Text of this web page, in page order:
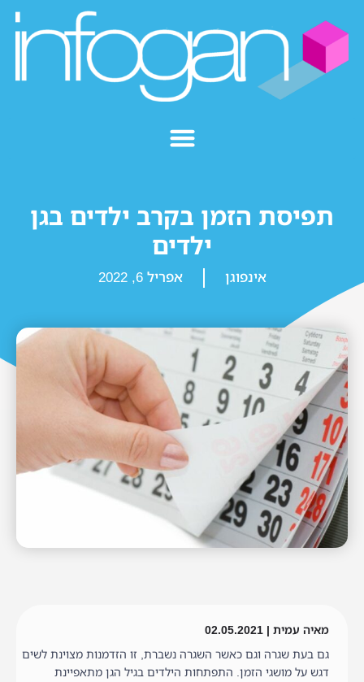
תפיסת הזמן בקרב ילדים בגן
ילדים
אינפוגן אפריל 6, 2022
מאיה עמית | 02.05.2021
גם בעת שגרה וגם כאשר השגרה נשברת, זו הזדמנות מצוינת לשים
דגש על מושגי הזמן. התפתחות הילדים בגיל הגן מתאפיינת